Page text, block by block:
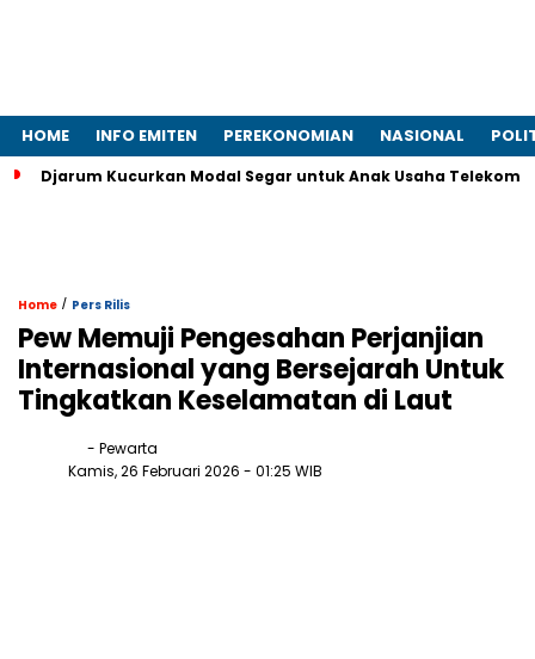
HOME INFO EMITEN PEREKONOMIAN NASIONAL
Djarum Kucurkan Modal Segar untuk Anak Usaha
Home / Pers Rilis
Pew Memuji Pengesahan Perjanjian
Internasional yang Bersejarah Untuk
Tingkatkan Keselamatan di Laut
- Pewarta
Kamis, 26 Februari 2026 - 01:25 WIB